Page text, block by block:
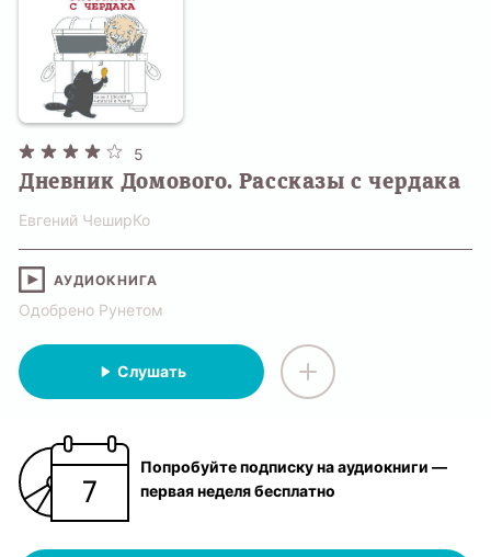
5
Дневник Домового. Рассказы с чердака
Евгений ЧеширКо
АУДИОКНИГА
Одобрено Рунетом
Слушать
Попробуйте подписку на аудиокниги —
первая неделя бесплатно